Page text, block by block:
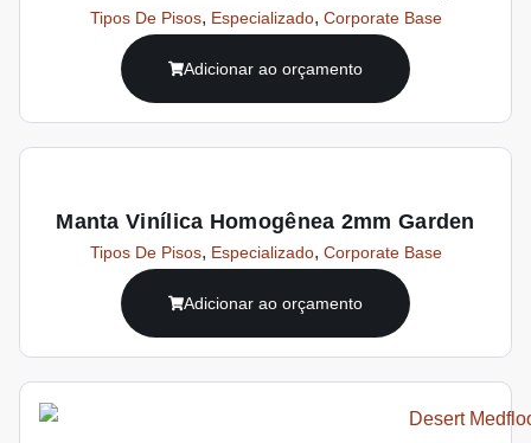
Tipos De Pisos, Especializado, Corporate Base
Adicionar ao orçamento
Manta Vinílica Homogênea 2mm Garden
Tipos De Pisos, Especializado, Corporate Base
Adicionar ao orçamento